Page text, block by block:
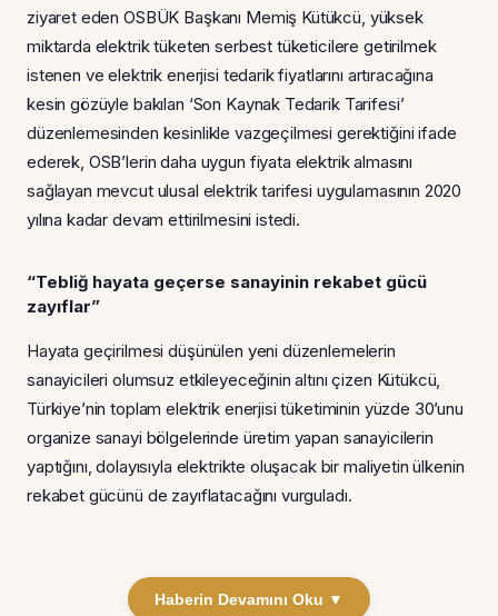
ziyaret eden OSBÜK Başkanı Memiş Kütükcü, yüksek
miktarda elektrik tüketen serbest tüketicilere getirilmek
istenen ve elektrik enerjisi tedarik fiyatlarını artıracağına
kesin gözüyle bakılan ‘Son Kaynak Tedarik Tarifesi’
düzenlemesinden kesinlikle vazgeçilmesi gerektiğini ifade
ederek, OSB’lerin daha uygun fiyata elektrik almasını
sağlayan mevcut ulusal elektrik tarifesi uygulamasının 2020
yılına kadar devam ettirilmesini istedi.
“Tebliğ hayata geçerse sanayinin rekabet gücü
zayıflar”
Hayata geçirilmesi düşünülen yeni düzenlemelerin
sanayicileri olumsuz etkileyeceğinin altını çizen Kütükcü,
Türkiye’nin toplam elektrik enerjisi tüketiminin yüzde 30’unu
organize sanayi bölgelerinde üretim yapan sanayicilerin
yaptığını, dolayısıyla elektrikte oluşacak bir maliyetin ülkenin
rekabet gücünü de zayıflatacağını vurguladı.
Haberin Devamını Oku ▼